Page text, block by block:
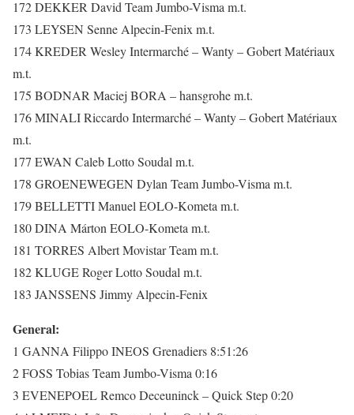
172 DEKKER David Team Jumbo-Visma m.t.
173 LEYSEN Senne Alpecin-Fenix m.t.
174 KREDER Wesley Intermarché – Wanty – Gobert Matériaux
m.t.
175 BODNAR Maciej BORA – hansgrohe m.t.
176 MINALI Riccardo Intermarché – Wanty – Gobert Matériaux
m.t.
177 EWAN Caleb Lotto Soudal m.t.
178 GROENEWEGEN Dylan Team Jumbo-Visma m.t.
179 BELLETTI Manuel EOLO-Kometa m.t.
180 DINA Márton EOLO-Kometa m.t.
181 TORRES Albert Movistar Team m.t.
182 KLUGE Roger Lotto Soudal m.t.
183 JANSSENS Jimmy Alpecin-Fenix
General:
1 GANNA Filippo INEOS Grenadiers 8:51:26
2 FOSS Tobias Team Jumbo-Visma 0:16
3 EVENEPOEL Remco Deceuninck – Quick Step 0:20